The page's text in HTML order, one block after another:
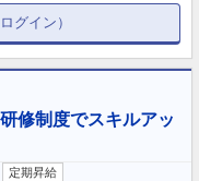
グイン）
修制度でスキルアッ
定期昇給